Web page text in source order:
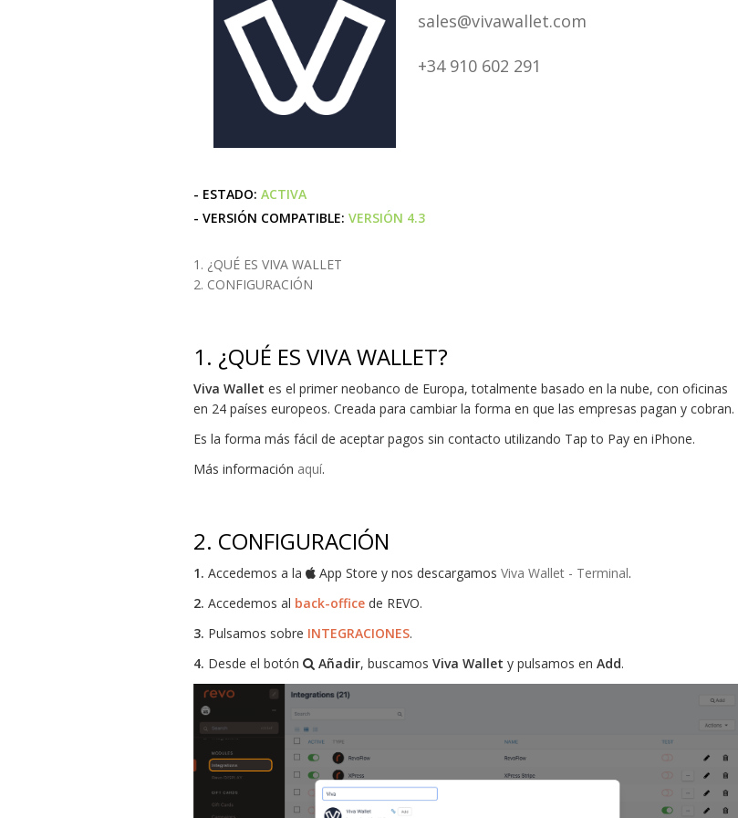
sales@vivawallet.com
+34 910 602 291
- ESTADO: ACTIVA
- VERSIÓN COMPATIBLE: VERSIÓN 4.3
1. ¿QUÉ ES VIVA WALLET
2. CONFIGURACIÓN
1. ¿QUÉ ES VIVA WALLET?
Viva Wallet es el primer neobanco de Europa, totalmente basado en la nube, con oficinas
en 24 países europeos. Creada para cambiar la forma en que las empresas pagan y cobran.
Es la forma más fácil de aceptar pagos sin contacto utilizando Tap to Pay en iPhone.
Más información aquí.
2. CONFIGURACIÓN
1. Accedemos a la App Store y nos descargamos Viva Wallet - Terminal.
2. Accedemos al back-office de REVO.
3. Pulsamos sobre INTEGRACIONES.
4. Desde el botón Añadir, buscamos Viva Wallet y pulsamos en Add.